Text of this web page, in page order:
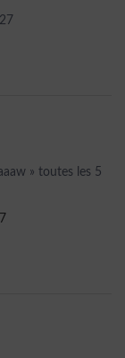
» toutes les 5